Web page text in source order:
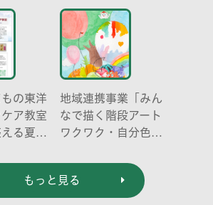
態系に
どう伝える? (幼児
編)」
の東洋
ア教室
る夏休
地域連携事業「みん
なで描く階段アート
ワクワク・自分色の
もっと見る